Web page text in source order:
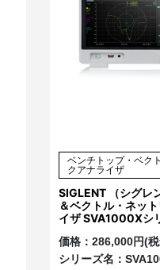
ベンチトップ・ベク
クアナライザ
SIGLENT （シグレ
＆ベクトル・ネッ
イザ SVA1000Xシ
価格： 286,000円(
シリーズ名：